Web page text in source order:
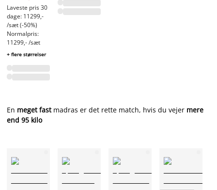
Laveste pris 30
dage: 11299,-
/sæt (-50%)
Normalpris:
11299,- /sæt
+ flere størrelser
En meget fast madras er det rette match, hvis du vejer mere
end 95 kilo